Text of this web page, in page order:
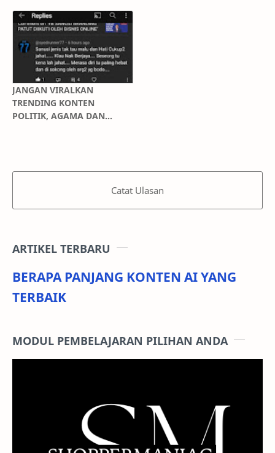
JANGAN VIRALKAN
TRENDING KONTEN
POLITIK, AGAMA DAN
Catat Ulasan
ARTIKEL TERBARU
BERAPA PANJANG KONTEN AI YANG
TERBAIK
MODUL PEMBELAJARAN PILIHAN ANDA